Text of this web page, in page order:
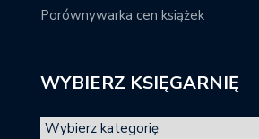
Porównywarka cen książek
WYBIERZ KSIĘGARNIĘ